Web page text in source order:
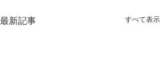
最新記事 すべて表示